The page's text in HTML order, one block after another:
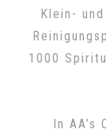
Klein-
1000
In AA’s